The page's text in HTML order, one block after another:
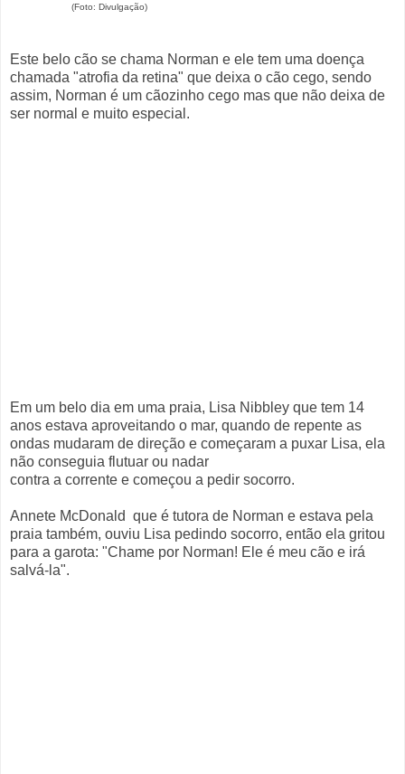
(Foto: Divulgação)
Este belo cão se chama Norman e ele tem uma doença
chamada "atrofia da retina" que deixa o cão cego, sendo
assim, Norman é um cãozinho cego mas que não deixa de
ser normal e muito especial.
Em um belo dia em uma praia, Lisa Nibbley que tem 14
anos estava aproveitando o mar, quando de repente as
ondas mudaram de direção e começaram a puxar Lisa, ela
não conseguia flutuar ou nadar
contra a corrente e começou a pedir socorro.
Annete McDonald que é tutora de Norman e estava pela
praia também, ouviu Lisa pedindo socorro, então ela gritou
para a garota: "Chame por Norman! Ele é meu cão e irá
salvá-la".